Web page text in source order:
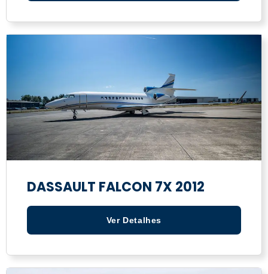
DASSAULT FALCON 7X 2012
Ver Detalhes